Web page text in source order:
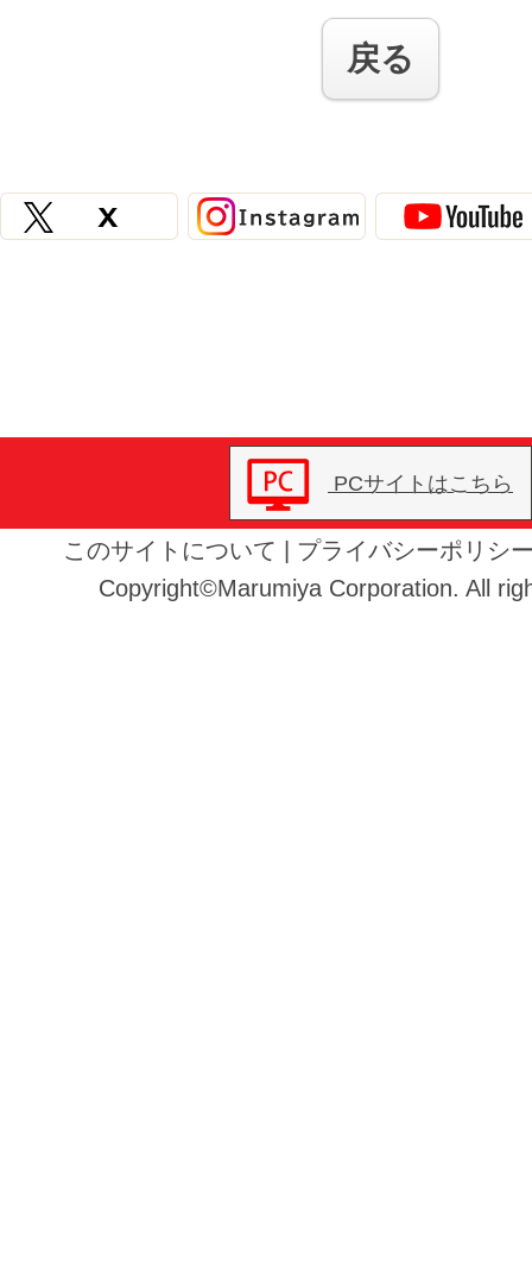
戻る
PCサイトはこちら
このサイトについて
プライバシーポリシ
Copyright©Marumiya Corporation. All